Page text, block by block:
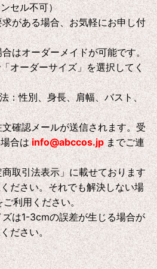
セル不可）
がある場合、お気軽にお申し付
はオーダーメイドが可能です。
オーダーサイズ」を選択してく
：性別、身長、肩幅、バスト、
確認メールが送信されます。受
合はinfo@abccos.jp までご連
取引法表示」に載せております
ださい。それでも解決しない場
利用ください。
は1-3cmの誤差が生じる場合が
ださい。